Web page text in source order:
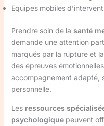
Equipes mobiles
Prendre soin de la santé
demande une attention
marqués par la rupture et
des épreuves
accompagnement adapté,
personnelle.
Les ressources
psychologiquepeuvent